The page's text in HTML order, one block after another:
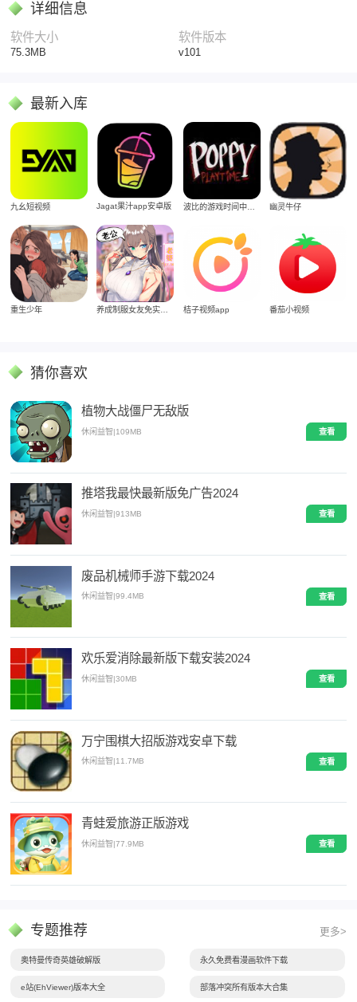
详细信息
软件大小
75.3MB
软件版本
v101
最新入库
九幺短视频 Jagat果汁app安卓版 波比的游戏时间中文版 幽灵牛仔
重生少年 桔子视频app 番茄小视频
猜你喜欢
植物大战僵尸无敌版
休闲益智|109MB 查看
推塔我最快最新版免广告2024
休闲益智|913MB 查看
废品机械师手游下载2024
休闲益智 |99.4MB 查看
欢乐爱消除最新版下载安装2024
休闲益智|30MB 查看
万宁围棋大招版游戏安卓下载
休闲益智|11.7MB 查看
青蛙爱旅游正版游戏
休闲益智|77.9MB 查看
专题推荐 更多>
奥特曼传奇英雄破解版 永久免费看漫画软件下载
e站(EhViewer)版本大全 部落冲突所有版本大合集